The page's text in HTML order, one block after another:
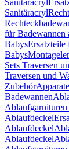
Sanitäracryl
Sanitäracryl
für Badewannen
BabysErsatzteile
Babys
Sets Traversen
Traversen und
Zubehör
Badewannen
Ablaufdeckel
Ablaufdeckel
Ablaufdeckel